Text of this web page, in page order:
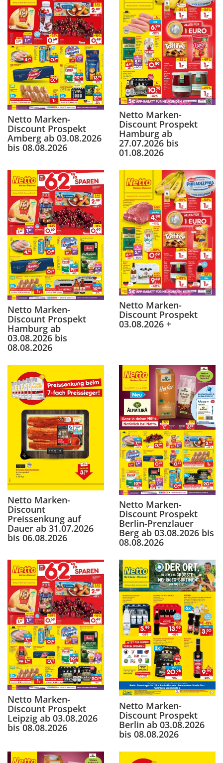
Netto Marken-
Discount Prospekt
Amberg ab 03.08.2026
bis 08.08.2026
Netto Marken-
Discount Prospekt
Hamburg ab
27.07.2026 bis
01.08.2026
Netto Marken-
Discount Prospekt
Hamburg ab
03.08.2026 bis
08.08.2026
Netto Marken-
Discount Prospekt
03.08.2026 +
Netto Marken-
Discount
Preissenkung auf
Dauer ab 31.07.2026
bis 06.08.2026
Netto Marken-
Discount Prospekt
Berlin-Prenzlauer
Berg ab 03.08.2026 bis
08.08.2026
Netto Marken-
Discount Prospekt
Leipzig ab 03.08.2026
bis 08.08.2026
Netto Marken-
Discount Prospekt
Berlin ab 03.08.2026
bis 08.08.2026